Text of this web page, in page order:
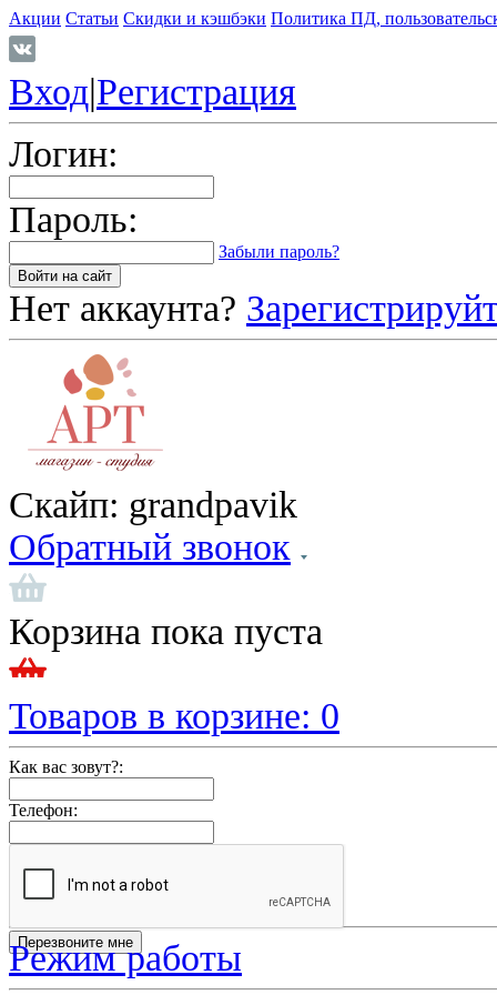
Акции Статьи Скидки и кэшбэки Политика ПД,
Вход|Регистрация
Логин:
Пароль:
Забыли пароль?
Нет аккаунта?
Скайп: grandpavik
Обратный звонок
Корзина пока пуста
Товаров в корзине: 0
Как вас зовут?:
Телефон:
Режим работы